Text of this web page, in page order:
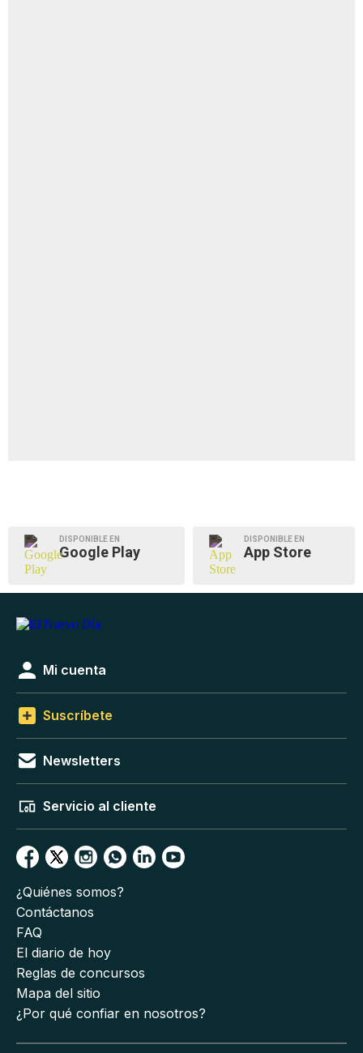
DISPONIBLE EN
Google Play
DISPONIBLE EN
App Store
Mi cuenta
Suscríbete
Newsletters
Servicio al cliente
¿Quiénes somos?
Contáctanos
FAQ
El diario de hoy
Reglas de concursos
Mapa del sitio
¿Por qué confiar en nosotros?